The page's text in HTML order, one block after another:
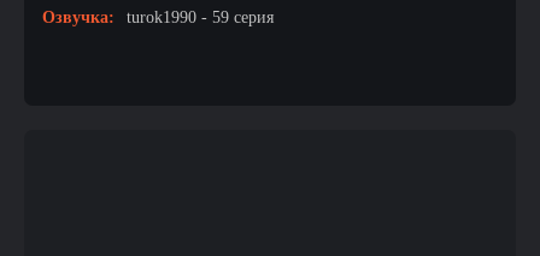
Озвучка:
turok1990 - 59 серия